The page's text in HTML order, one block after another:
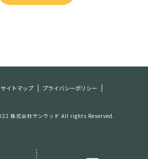
サイトマップ プライバシーポリシー
株式会社サンウッド All rights Reserved.